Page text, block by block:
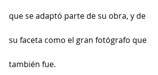
que se adaptó parte de su obra, y de
su faceta como el gran fotógrafo que
también fue.